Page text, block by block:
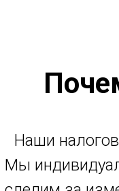
Наши
Мы